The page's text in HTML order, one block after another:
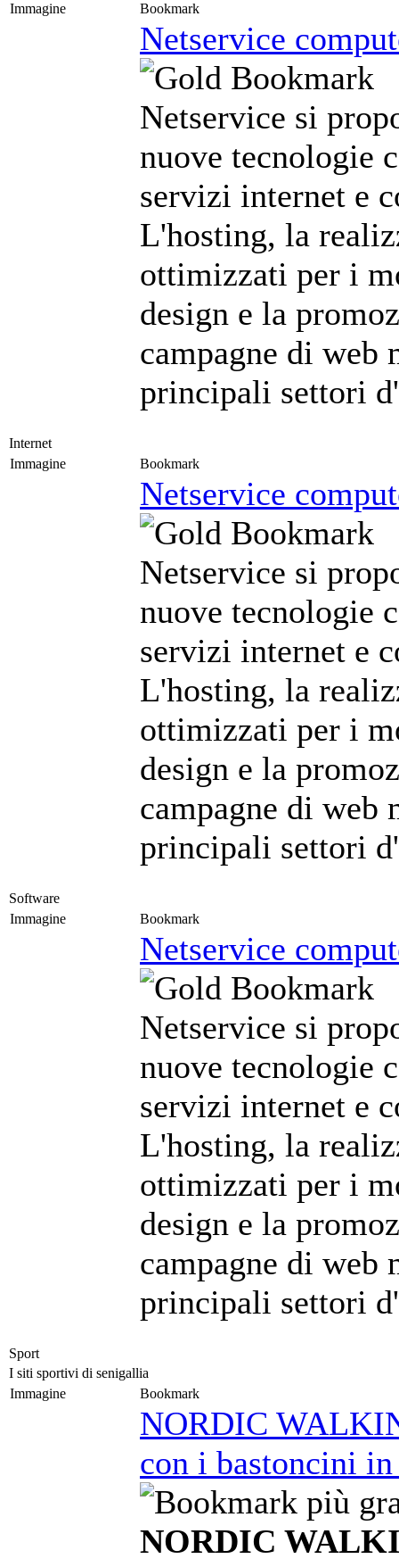
Immagine
Bookmark
Netservice
Netservice si
nuove tecnologie
servizi internet e
L'hosting, la
ottimizzati per i
design e la
campagne di web
principali settori
Internet
Immagine
Bookmark
Netservice
Netservice si
nuove tecnologie
servizi internet e
L'hosting, la
ottimizzati per i
design e la
campagne di web
principali settori
Software
Immagine
Bookmark
Netservice
Netservice si
nuove tecnologie
servizi internet e
L'hosting, la
ottimizzati per i
design e la
campagne di web
principali settori
Sport
I siti sportivi di senigallia
Immagine
Bookmark
NORDIC
con i bastoncini
NORDIC